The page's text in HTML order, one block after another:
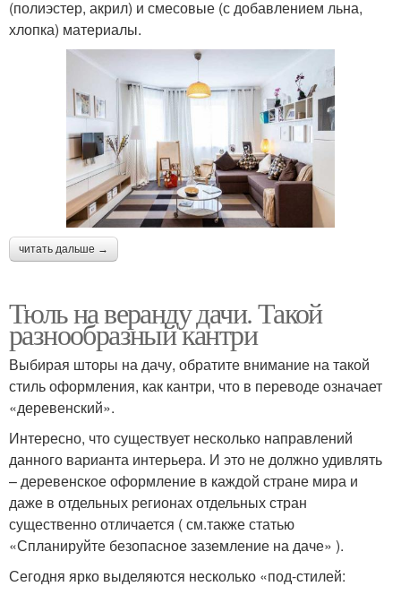
(полиэстер, акрил) и смесовые (с добавлением льна,
хлопка) материалы.
читать дальше →
Тюль на веранду дачи. Такой
разнообразный кантри
Выбирая шторы на дачу, обратите внимание на такой
стиль оформления, как кантри, что в переводе означает
«деревенский».
Интересно, что существует несколько направлений
данного варианта интерьера. И это не должно удивлять
– деревенское оформление в каждой стране мира и
даже в отдельных регионах отдельных стран
существенно отличается ( см.также статью
«Спланируйте безопасное заземление на даче» ).
Сегодня ярко выделяются несколько «под-стилей: